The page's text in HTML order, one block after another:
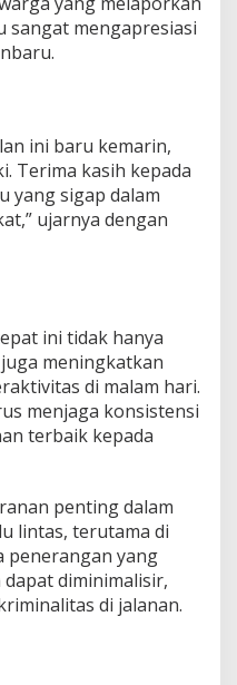
sangat mengapresiasi
ini baru kemarin,
Terima kasih kepada
yang sigap dalam
ujarnya dengan
ini tidak hanya
meningkatkan
di malam hari.
menjaga konsistensi
terbaik kepada
penting dalam
lintas, terutama di
penerangan yang
diminimalisir,
di jalanan.